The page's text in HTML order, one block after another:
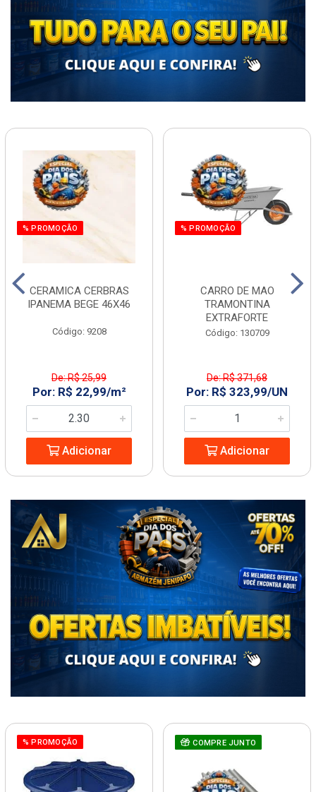
% PROMOÇÃO
CERAMICA CERBRAS
IPANEMA BEGE 46X46
Código: 9208
De: R$ 25,99
Por: R$ 22,99/m²
Adicionar
% PROMOÇÃO
CARRO DE MAO
TRAMONTINA
EXTRAFORTE
Código: 130709
De: R$ 371,68
Por: R$ 323,99/UN
Adicionar
% PROMOÇÃO COMPRE JUNTO